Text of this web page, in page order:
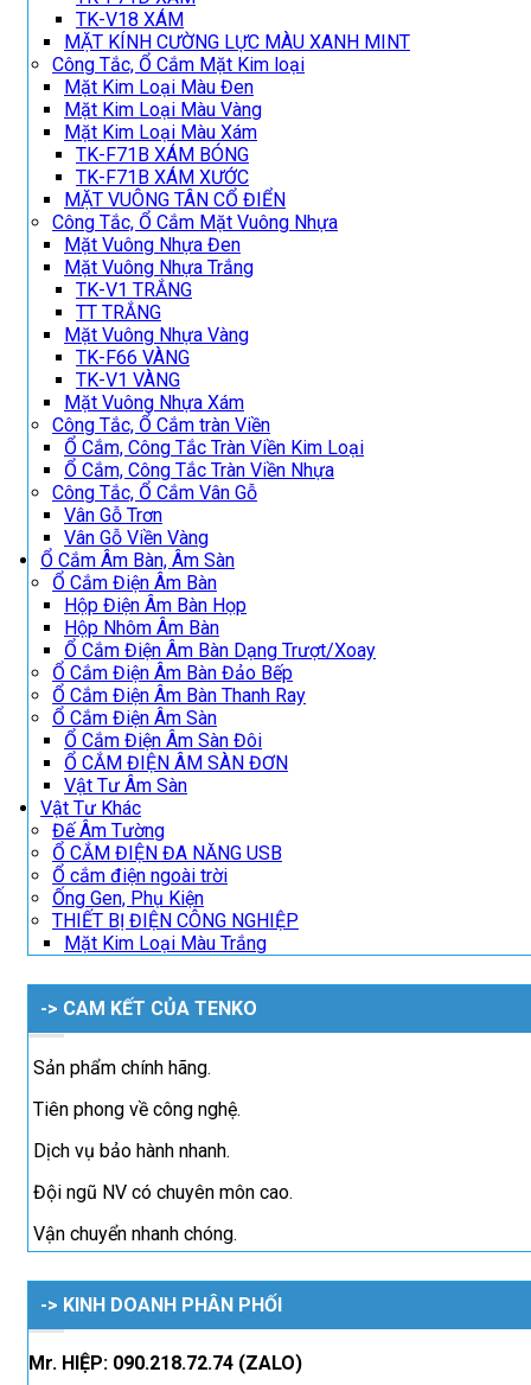
TK-V18 XÁM
MẶT KÍNH CƯỜNG LỰC MÀU XANH MINT
Công Tắc, Ổ Cắm Mặt Kim loại
Mặt Kim Loại Màu Đen
Mặt Kim Loại Màu Vàng
Mặt Kim Loại Màu Xám
TK-F71B XÁM BÓNG
TK-F71B XÁM XƯỚC
MẶT VUÔNG TÂN CỔ ĐIỂN
Công Tắc, Ổ Cắm Mặt Vuông Nhựa
Mặt Vuông Nhựa Đen
Mặt Vuông Nhựa Trắng
TK-V1 TRẮNG
TT TRẮNG
Mặt Vuông Nhựa Vàng
TK-F66 VÀNG
TK-V1 VÀNG
Mặt Vuông Nhựa Xám
Công Tắc, Ổ Cắm tràn Viền
Ổ Cắm, Công Tắc Tràn Viền Kim Loại
Ổ Cắm, Công Tắc Tràn Viền Nhựa
Công Tắc, Ổ Cắm Vân Gỗ
Vân Gỗ Trơn
Vân Gỗ Viền Vàng
Ổ Cắm Âm Bàn, Âm Sàn
Ổ Cắm Điện Âm Bàn
Hộp Điện Âm Bàn Họp
Hộp Nhôm Âm Bàn
Ổ Cắm Điện Âm Bàn Dạng Trượt/Xoay
Ổ Cắm Điện Âm Bàn Đảo Bếp
Ổ Cắm Điện Âm Bàn Thanh Ray
Ổ Cắm Điện Âm Sàn
Ổ Cắm Điện Âm Sàn Đôi
Ổ CẮM ĐIỆN ÂM SÀN ĐƠN
Vật Tư Âm Sàn
Vật Tư Khác
Đế Âm Tường
Ổ CẮM ĐIỆN ĐA NĂNG USB
Ổ cắm điện ngoài trời
Ống Gen, Phụ Kiện
THIẾT BỊ ĐIỆN CÔNG NGHIỆP
Mặt Kim Loại Màu Trắng
-> CAM KẾT CỦA TENKO
Sản phẩm chính hãng.
Tiên phong về công nghệ.
Dịch vụ bảo hành nhanh.
Đội ngũ NV có chuyên môn cao.
Vận chuyển nhanh chóng.
-> KINH DOANH PHÂN PHỐI
Mr. HIỆP: 090.218.72.74 (ZALO)